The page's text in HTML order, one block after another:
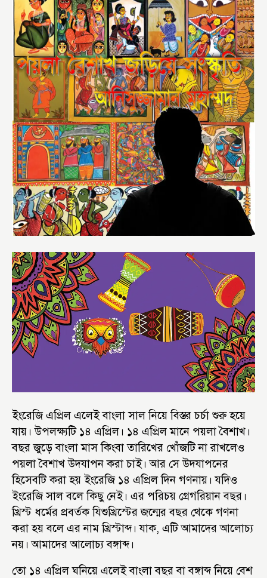
ইংরেজি এপ্রিল এলেই বাংলা সাল নিয়ে বিস্তর চর্চা শুরু হয়ে
যায়। উপলক্ষ্যটি ১৪ এপ্রিল। ১৪ এপ্রিল মানে পয়লা বৈশাখ।
বছর জুড়ে বাংলা মাস কিংবা তারিখের খোঁজটি না রাখলেও
পয়লা বৈশাখ উদযাপন করা চাই। আর সে উদযাপনের
হিসেবটি করা হয় ইংরেজি ১৪ এপ্রিল দিন গণনায়। যদিও
ইংরেজি সাল বলে কিছু নেই। এর পরিচয় গ্রেগরিয়ান বছর।
খ্রিস্ট ধর্মের প্রবর্তক যিশুখ্রিস্টের জন্মের বছর থেকে গণনা
করা হয় বলে এর নাম খ্রিস্টাব্দ। যাক, এটি আমাদের আলোচ্য
নয়। আমাদের আলোচ্য বঙ্গাব্দ।
তো ১৪ এপ্রিল ঘনিয়ে এলেই বাংলা বছর বা বঙ্গাব্দ নিয়ে বেশ